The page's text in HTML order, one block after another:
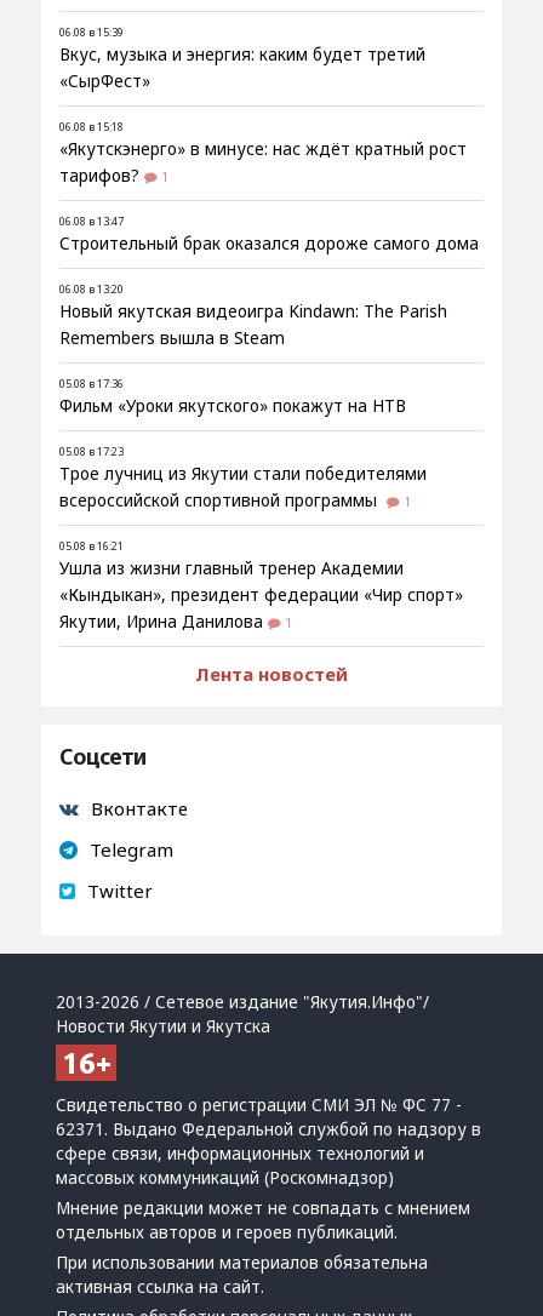
06.08 в 15:39
Вкус, музыка и энергия: каким будет третий
«СырФест»
06.08 в 15:18
«Якутскэнерго» в минусе: нас ждёт кратный рост
тарифов?
1
06.08 в 13:47
Строительный брак оказался дороже самого дома
06.08 в 13:20
Новый якутская видеоигра Kindawn: The Parish
Remembers вышла в Steam
05.08 в 17:36
Фильм «Уроки якутского» покажут на НТВ
05.08 в 17:23
Трое лучниц из Якутии стали победителями
всероссийской спортивной программы
1
05.08 в 16:21
Ушла из жизни главный тренер Академии
«Кындыкан», президент федерации «Чир спорт»
Якутии, Ирина Данилова
1
Лента новостей
Соцсети
Вконтакте
Telegram
Twitter
2013-2026 / Сетевое издание "Якутия.Инфо"/
Новости Якутии и Якутска
Свидетельство о регистрации СМИ ЭЛ № ФС 77 -
62371. Выдано Федеральной службой по надзору в
сфере связи, информационных технологий и
массовых коммуникаций (Роскомнадзор)
Мнение редакции может не совпадать с мнением
отдельных авторов и героев публикаций.
При использовании материалов обязательна
активная ссылка на сайт.